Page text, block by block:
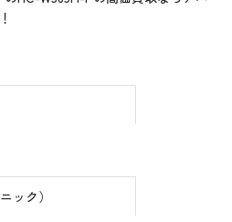
ック）